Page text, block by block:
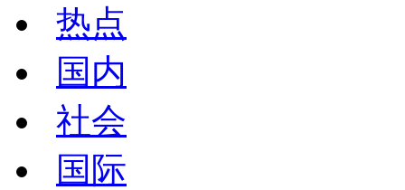
热点
国内
社会
国际